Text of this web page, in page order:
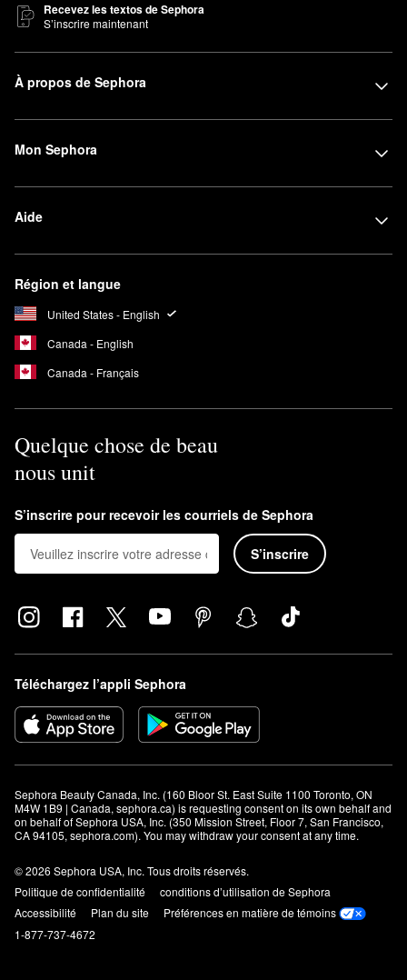
Recevez les textos de Sephora
S’inscrire maintenant
À propos de Sephora
Mon Sephora
Aide
Région et langue
United States - English
Canada - English
Canada - Français
Quelque chose de beau
nous unit
S’inscrire pour recevoir les courriels de Sephora
S’inscrire
Téléchargez l’appli Sephora
Sephora Beauty Canada, Inc. (160 Bloor St. East Suite 1100 Toronto, ON
M4W 1B9 | Canada, sephora.ca) is requesting consent on its own behalf and
on behalf of Sephora USA, Inc. (350 Mission Street, Floor 7, San Francisco,
CA 94105, sephora.com). You may withdraw your consent at any time.
© 2026 Sephora USA, Inc. Tous droits réservés.
Politique de confidentialité
conditions d’utilisation de Sephora
Accessibilité
Plan du site
Préférences en matière de témoins
1-877-737-4672